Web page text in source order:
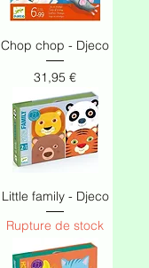
Chop chop - Djeco
Prix
31,95 €
Little family - Djeco
Rupture de stock